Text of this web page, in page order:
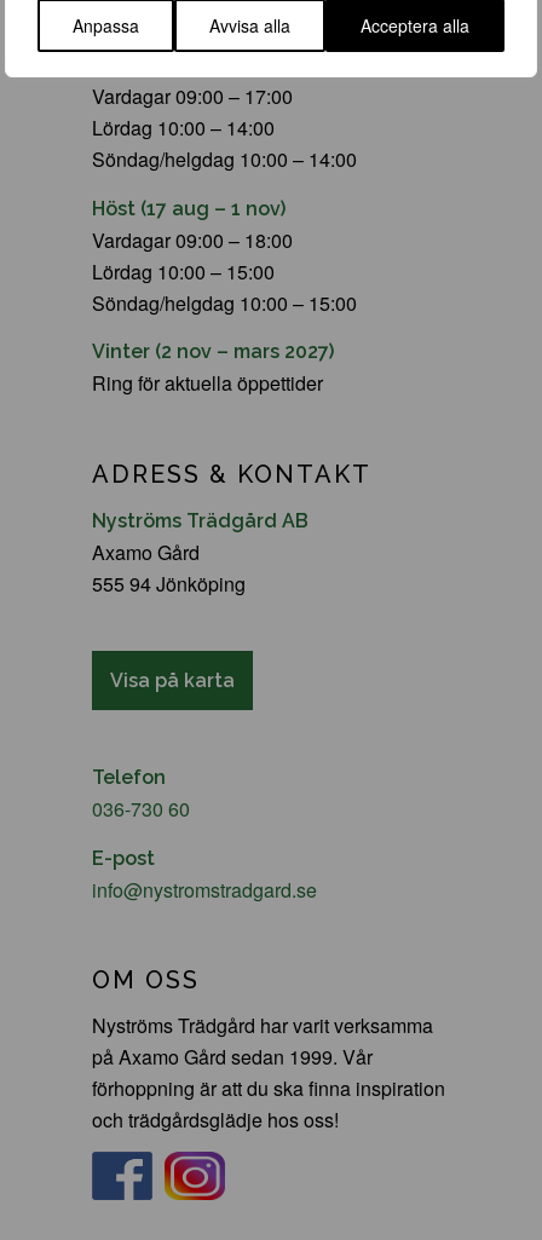
Anpassa Avvisa alla Acceptera alla
Söndag/helgdag 10:00 – 16:00
Vardagar 09:00 – 17:00
Lördag 10:00 – 14:00
Söndag/helgdag 10:00 – 14:00
Höst (17 aug – 1 nov)
Vardagar 09:00 – 18:00
Lördag 10:00 – 15:00
Söndag/helgdag 10:00 – 15:00
Vinter (2 nov – mars 2027)
Ring för aktuella öppettider
ADRESS & KONTAKT
Nyströms Trädgård AB
Axamo Gård
555 94 Jönköping
Visa på karta
Telefon
036-730 60
E-post
info@nystromstradgard.se
OM OSS
Nyströms Trädgård har varit verksamma
på Axamo Gård sedan 1999. Vår
förhoppning är att du ska finna inspiration
och trädgårdsglädje hos oss!